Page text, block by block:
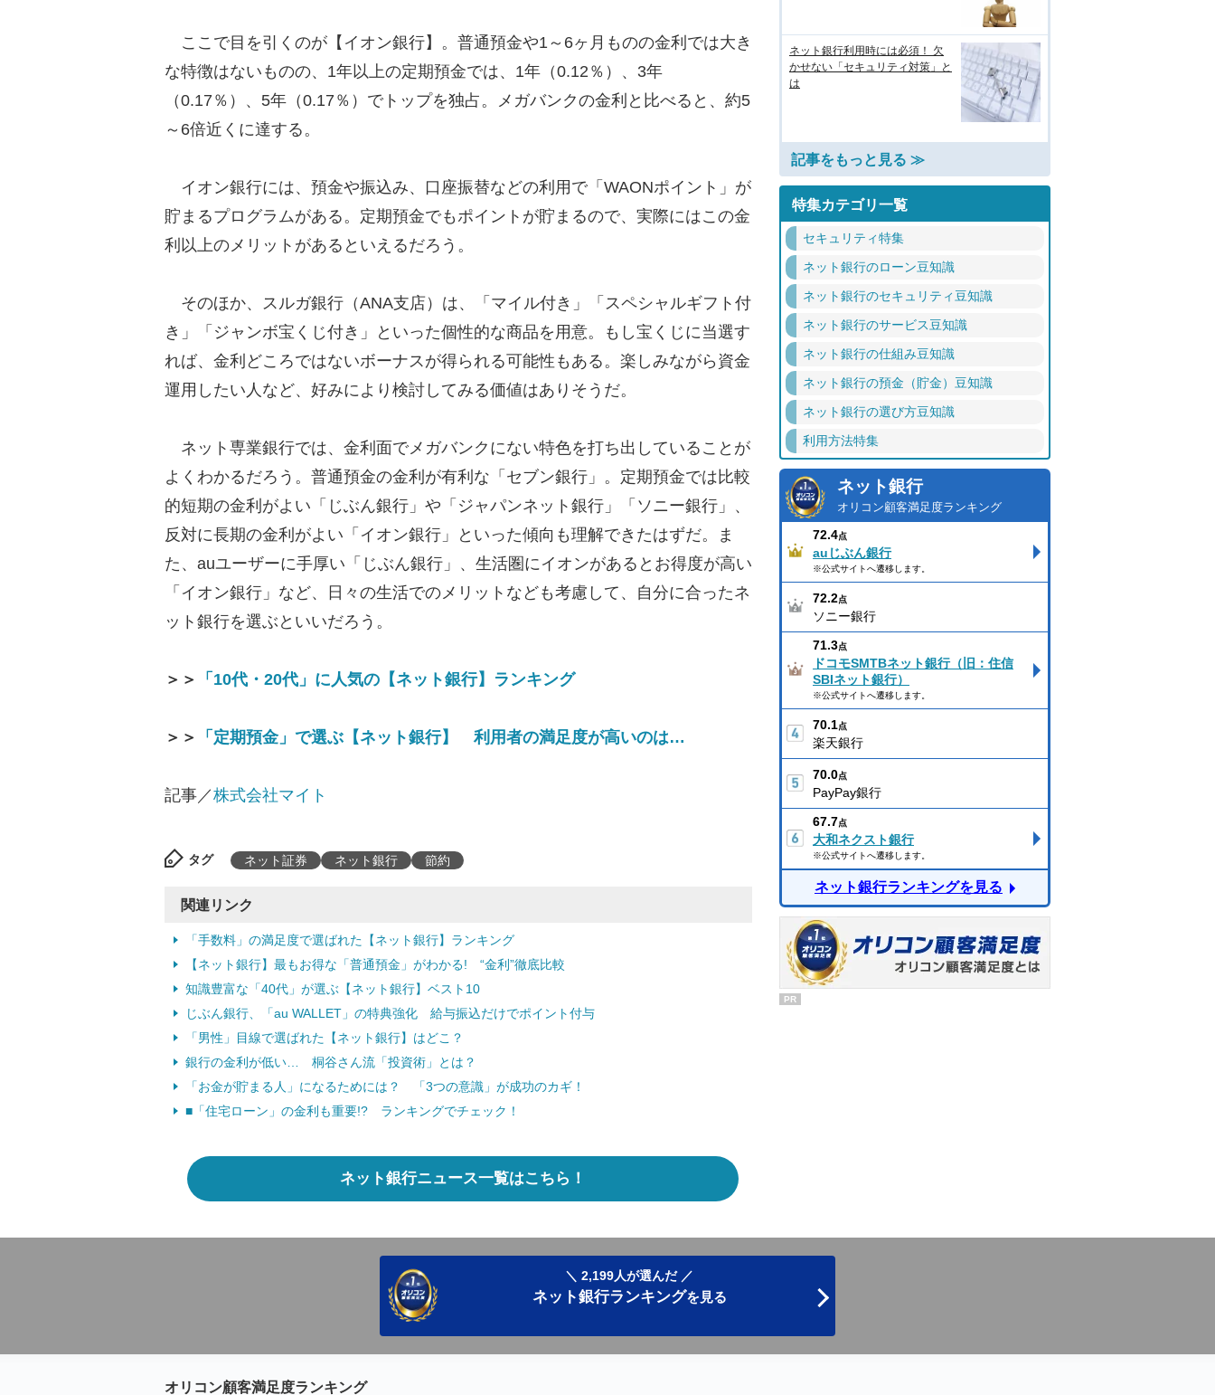
ここで目を引くのが【イオン銀行】。普通預金や1～6ヶ月ものの金利では大き
な特徴はないものの、1年以上の定期預金では、1年（0.12％）、3年
（0.17％）、5年（0.17％）でトップを独占。メガバンクの金利と比べると、約5
～6倍近くに達する。
イオン銀行には、預金や振込み、口座振替などの利用で「WAONポイント」が
貯まるプログラムがある。定期預金でもポイントが貯まるので、実際にはこの金
利以上のメリットがあるといえるだろう。
そのほか、スルガ銀行（ANA支店）は、「マイル付き」「スペシャルギフト付
き」「ジャンボ宝くじ付き」といった個性的な商品を用意。もし宝くじに当選す
れば、金利どころではないボーナスが得られる可能性もある。楽しみながら資金
運用したい人など、好みにより検討してみる価値はありそうだ。
ネット専業銀行では、金利面でメガバンクにない特色を打ち出していることが
よくわかるだろう。普通預金の金利が有利な「セブン銀行」。定期預金では比較
的短期の金利がよい「じぶん銀行」や「ジャパンネット銀行」「ソニー銀行」、
反対に長期の金利がよい「イオン銀行」といった傾向も理解できたはずだ。ま
た、auユーザーに手厚い「じぶん銀行」、生活圏にイオンがあるとお得度が高い
「イオン銀行」など、日々の生活でのメリットなども考慮して、自分に合ったネ
ット銀行を選ぶといいだろう。
＞＞ 「10代・20代」に人気の【ネット銀行】ランキング
＞＞ 「定期預金」で選ぶ【ネット銀行】 利用者の満足度が高いのは…
記事／株式会社マイト
タグ ネット証券 ネット銀行 節約
関連リンク
「手数料」の満足度で選ばれた【ネット銀行】ランキング
【ネット銀行】最もお得な「普通預金」がわかる! “金利”徹底比較
知識豊富な「40代」が選ぶ【ネット銀行】ベスト10
じぶん銀行、「au WALLET」の特典強化 給与振込だけでポイント付与
「男性」目線で選ばれた【ネット銀行】はどこ？
銀行の金利が低い… 桐谷さん流「投資術」とは？
「お金が貯まる人」になるためには？ 「3つの意識」が成功のカギ！
■「住宅ローン」の金利も重要!? ランキングでチェック！
ネット銀行ニュース一覧はこちら！
ネット銀行利用時には必須！ 欠
かせない「セキュリティ対策」と
は
記事をもっと見る ≫
特集カテゴリ一覧
セキュリティ特集
ネット銀行のローン豆知識
ネット銀行のセキュリティ豆知識
ネット銀行のサービス豆知識
ネット銀行の仕組み豆知識
ネット銀行の預金（貯金）豆知識
ネット銀行の選び方豆知識
利用方法特集
ネット銀行
オリコン顧客満足度ランキング
72.4点
auじぶん銀行
※公式サイトへ遷移します。
72.2点
ソニー銀行
71.3点
ドコモSMTBネット銀行（旧：住信
SBIネット銀行）
※公式サイトへ遷移します。
70.1点
楽天銀行
70.0点
PayPay銀行
67.7点
大和ネクスト銀行
※公式サイトへ遷移します。
ネット銀行ランキングを見る
PR
＼ 2,199人が選んだ ／
ネット銀行ランキングを見る
オリコン顧客満足度ランキング